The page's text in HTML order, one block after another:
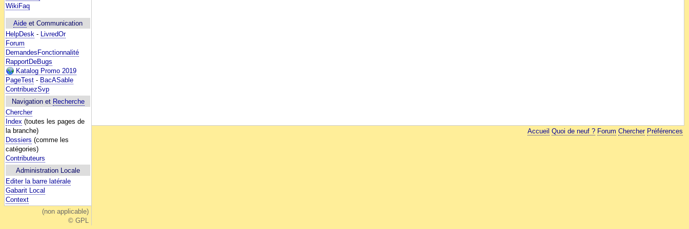
WikiFaq
Aide et Communication
HelpDesk - LivredOr
Forum
DemandesFonctionnalité
RapportDeBugs
Katalog Promo 2019
PageTest - BacASable
ContribuezSvp
Navigation et Recherche
Chercher
Index (toutes les pages de
la branche)
Dossiers (comme les
catégories)
Contributeurs
Administration Locale
Editer la barre latérale
Gabarit Local
Context
(non applicable)
© GPL
Accueil Quoi de neuf ? Forum Chercher Préférences